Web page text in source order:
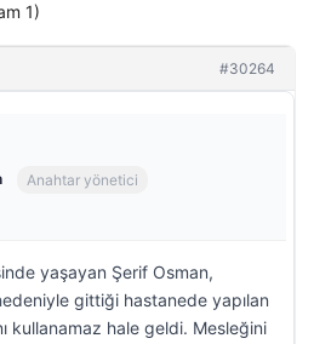
1)
#30264
Anahtar yönetici
yaşayan Şerif Osman,
gittiği hastanede yapılan
kullanamaz hale geldi. Mesleğini